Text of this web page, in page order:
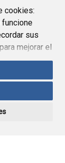
cookies:
funcione
sus
mejorar el
botón